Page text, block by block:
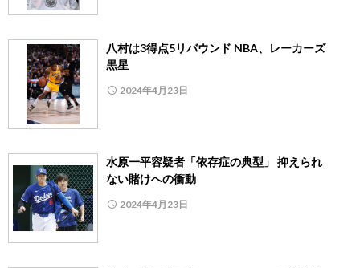
八村は3得点5リバウンド NBA、レーカーズ
黒星
2024年4月23日
水原一平容疑者「依存症の典型」 抑えられ
ない賭けへの衝動
2024年4月23日